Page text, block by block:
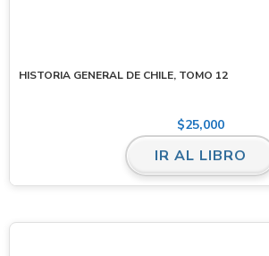
HISTORIA GENERAL DE CHILE, TOMO 12
$25,000
IR AL LIBRO